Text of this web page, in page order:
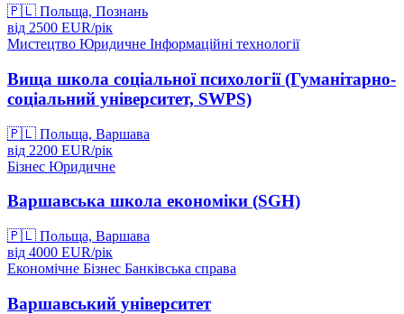
🇵🇱 Польща, Познань
від 2500 EUR/рік
Мистецтво Юридичне Інформаційні технології
Вища школа соціальної психології (Гуманітарно-
соціальний університет, SWPS)
🇵🇱 Польща, Варшава
від 2200 EUR/рік
Бізнес Юридичне
Варшавська школа економіки (SGH)
🇵🇱 Польща, Варшава
від 4000 EUR/рік
Економічне Бізнес Банківська справа
Варшавський університет